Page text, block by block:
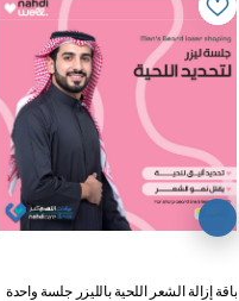
باقة إزالة الشعر اللحية بالليزر جلسة واحدة